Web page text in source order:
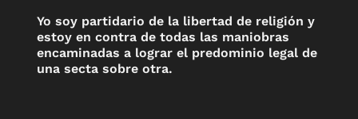
Yo soy partidario de la libertad de religión y
estoy en contra de todas las maniobras
encaminadas a lograr el predominio legal de
una secta sobre otra.